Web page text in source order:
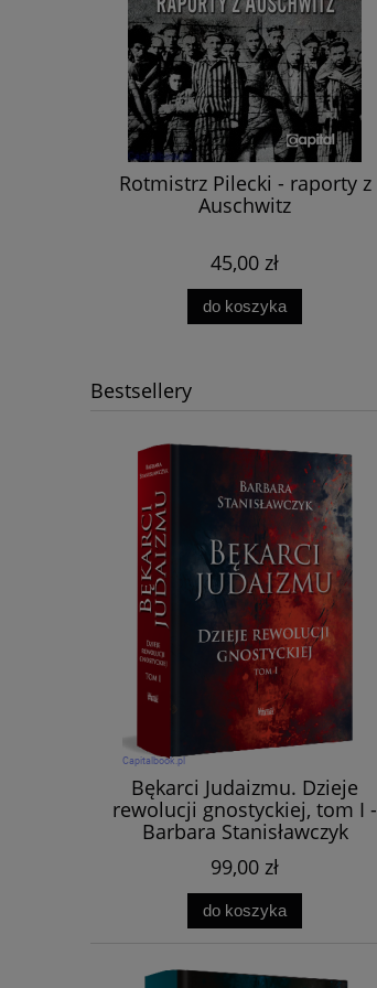
Rotmistrz Pilecki - raporty z
Auschwitz
45,00 zł
do koszyka
Bestsellery
Bękarci Judaizmu. Dzieje
rewolucji gnostyckiej, tom I -
Barbara Stanisławczyk
99,00 zł
do koszyka